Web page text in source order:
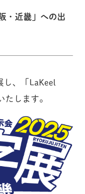
・近畿」への出
し、「LaKeel
たします。